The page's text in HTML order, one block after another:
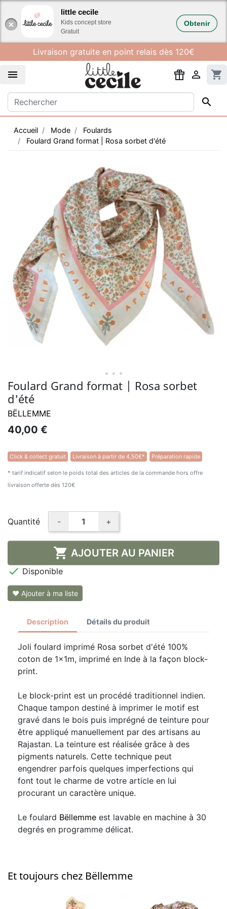
little cecile
Kids concept store
Gratuit
Obtenir
Livraison gratuite en point relais dès 120€
  shopping_cart

Accueil Mode
Foulards
Foulard Grand format | Rosa sorbet d'été
• • •
Foulard Grand format | Rosa sorbet
d'été
BËLLEMME
40,00 €
Click & collect gratuit Livraison à partir de 4,50€* Préparation rapide
* tarif indicatif selon le poids total des articles de la commande hors offre
livraison offerte dès 120€
Quantité - +
 AJOUTER AU PANIER
 Disponible
❤ Ajouter à ma liste
Description Détails du produit
Joli foulard imprimé Rosa sorbet d'été 100%
coton de 1x1m, imprimé en Inde à la façon block-
print.
Le block-print est un procédé traditionnel indien.
Chaque tampon destiné à imprimer le motif est
gravé dans le bois puis imprégné de teinture pour
être appliqué manuellement par des artisans au
Rajastan. La teinture est réalisée grâce à des
pigments naturels. Cette technique peut
engendrer parfois quelques imperfections qui
font tout le charme de votre article en lui
procurant un caractère unique.
Le foulard Bëllemme est lavable en machine à 30
degrés en programme délicat.
Et toujours chez Bëllemme